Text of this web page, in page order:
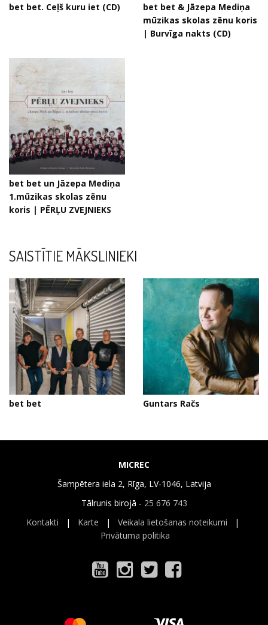
bet bet. Ceļš kuru iet (CD)
bet bet & Jāzepa Mediņa
mūzikas skolas zēnu koris
| Burvīga nakts (CD)
bet bet un Jāzepa Mediņa
1.mūzikas skolas zēnu
koris | PĒRĻU ZVEJNIEKS
SAISTĪTIE MĀKSLINIEKI
bet bet Guntars Račs
MICREC
Šampētera iela 2, Rīga, LV-1046, Latvija
Tālrunis birojā - 25 676 743
Kontakti | Karte | Veikala lietošanas noteikumi |
Privātuma politika